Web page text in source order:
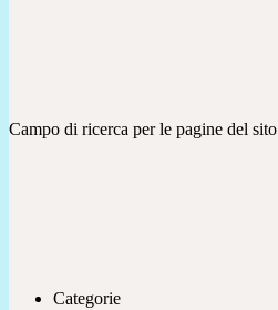
Campo di ricerca per le pagine del sito
Categorie